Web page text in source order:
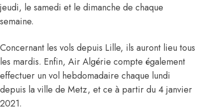
jeudi, le samedi et le dimanche de chaque
semaine.
Concernant les vols depuis Lille, ils auront lieu tous
les mardis. Enfin, Air Algérie compte également
effectuer un vol hebdomadaire chaque lundi
depuis la ville de Metz, et ce à partir du 4 janvier
2021.